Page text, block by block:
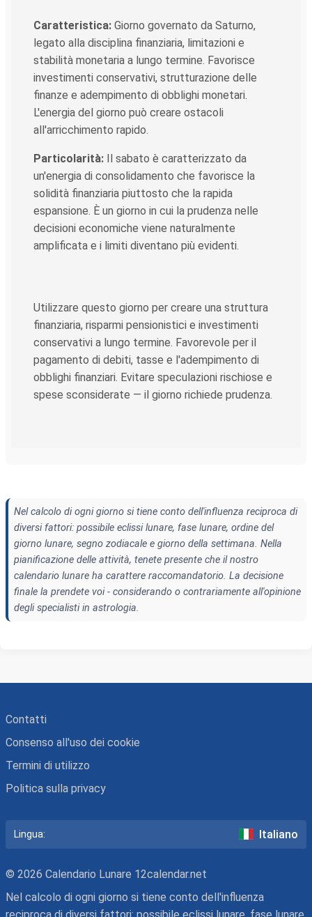
Caratteristica: Giorno governato da Saturno,
legato alla disciplina finanziaria, limitazioni e
stabilità monetaria a lungo termine. Favorisce
investimenti conservativi, strutturazione delle
finanze e adempimento di obblighi monetari.
L'energia del giorno può creare ostacoli
all'arricchimento rapido.
Particolarità: Il sabato è caratterizzato da
un'energia di consolidamento che favorisce la
solidità finanziaria piuttosto che la rapida
espansione. È un giorno in cui la prudenza nelle
decisioni economiche viene naturalmente
amplificata e i limiti diventano più evidenti.
Utilizzare questo giorno per creare una struttura
finanziaria, risparmi pensionistici e investimenti
conservativi a lungo termine. Favorevole per il
pagamento di debiti, tasse e l'adempimento di
obblighi finanziari. Evitare speculazioni rischiose e
spese sconsiderate — il giorno richiede prudenza.
Nel calcolo di ogni giorno si tiene conto dell'influenza reciproca di
diversi fattori: possibile eclissi lunare, fase lunare, ordine del
giorno lunare, segno zodiacale e giorno della settimana. Nella
pianificazione delle attività, tenete presente che il nostro
calendario lunare ha carattere raccomandatorio. La decisione
finale la prendete voi - considerando o contrariamente all'opinione
degli specialisti in astrologia.
Contatti
Consenso all'uso dei cookie
Termini di utilizzo
Politica sulla privacy
Lingua: Italiano
© 2026 Calendario Lunare 12calendar.net
Nel calcolo di ogni giorno si tiene conto dell'influenza